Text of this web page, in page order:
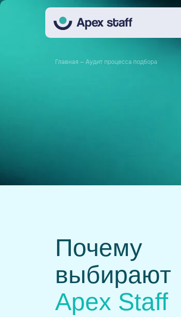
Главная — Аудит процесса подбора
Почему
выбирают
Apex Staff